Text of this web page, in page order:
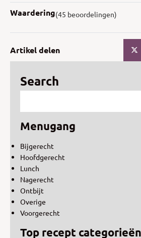
Waardering(45 beoordelingen)
Artikel delen
Search
Menugang
Bijgerecht
Hoofdgerecht
Lunch
Nagerecht
Ontbijt
Overige
Voorgerecht
Top recept categorieën